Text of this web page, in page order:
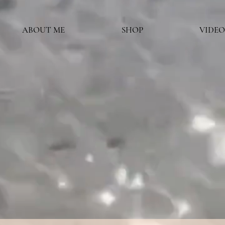
ABOUT ME SHOP